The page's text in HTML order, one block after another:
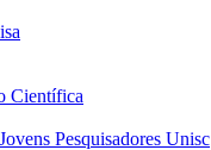
Científica
Pesquisadores Unisc